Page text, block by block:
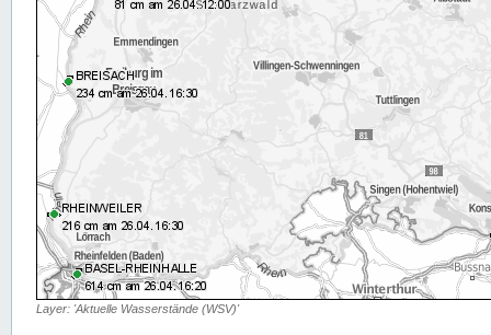
Layer: 'Aktuelle Wasserstände (WSV)'